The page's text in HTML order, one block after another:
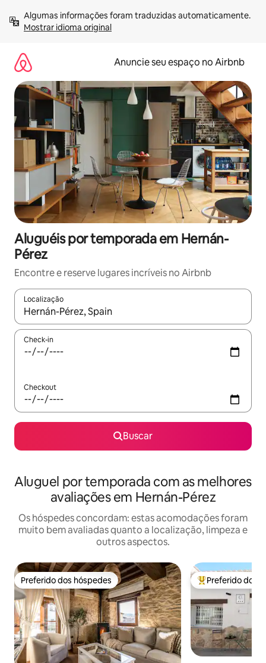
para
Mostrar idioma original
Anuncie seu espaço no Airbnb
Aluguéis por temporada em Hernán-
Pérez
Encontre e reserve lugares incríveis no Airbnb
Localização
Quando os resultados estiverem disponíveis, explore-os
Check-in
Checkout
Buscar
Aluguel por temporada com as melhores
avaliações em Hernán-Pérez
Os hóspedes concordam: estas acomodações foram
muito bem avaliadas quanto a localização, limpeza e
outros aspectos.
Preferido dos hóspedes
Preferido dos hóspedes Entre os
Preferido dos